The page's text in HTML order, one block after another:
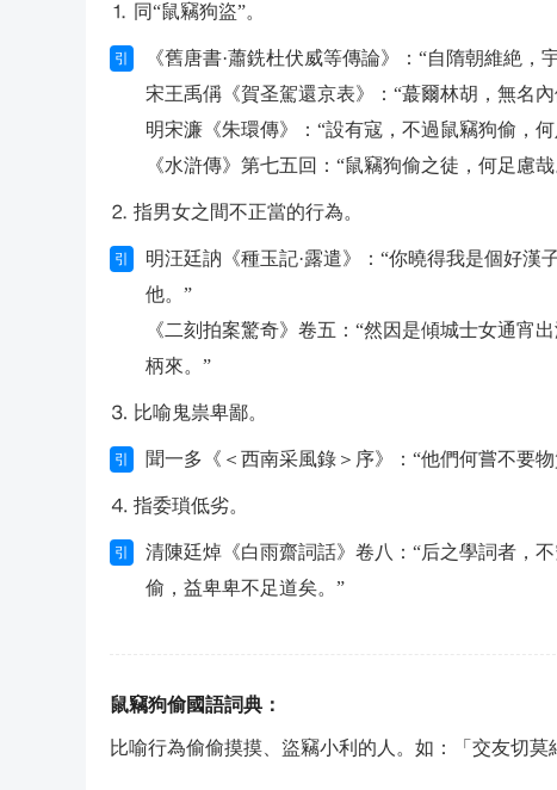
⒈ 同“鼠竊狗盜”。
引
《舊唐書·蕭銑杜伏威等傳論》：“自隋朝維絶
宋王禹偁《賀圣駕還京表》：“蕞爾林胡，無名
明宋濂《朱環傳》：“設有寇，不過鼠竊狗偷，
《水滸傳》第七五回：“鼠竊狗偷之徒，何足慮哉
⒉ 指男女之間不正當的行為。
引
明汪廷訥《種玉記·露遣》：“你曉得我是個好
他。”
《二刻拍案驚奇》卷五：“然因是傾城士女通宵
柄來。”
⒊ 比喻鬼祟卑鄙。
引 聞一多《＜西南采風錄＞序》：“他們何嘗不要
⒋ 指委瑣低劣。
引
清陳廷焯《白雨齋詞話》卷八：“后之學詞者，
偷，益卑卑不足道矣。”
鼠竊狗偷國語詞典：
比喻行為偷偷摸摸、盜竊小利的人。如：「交友切